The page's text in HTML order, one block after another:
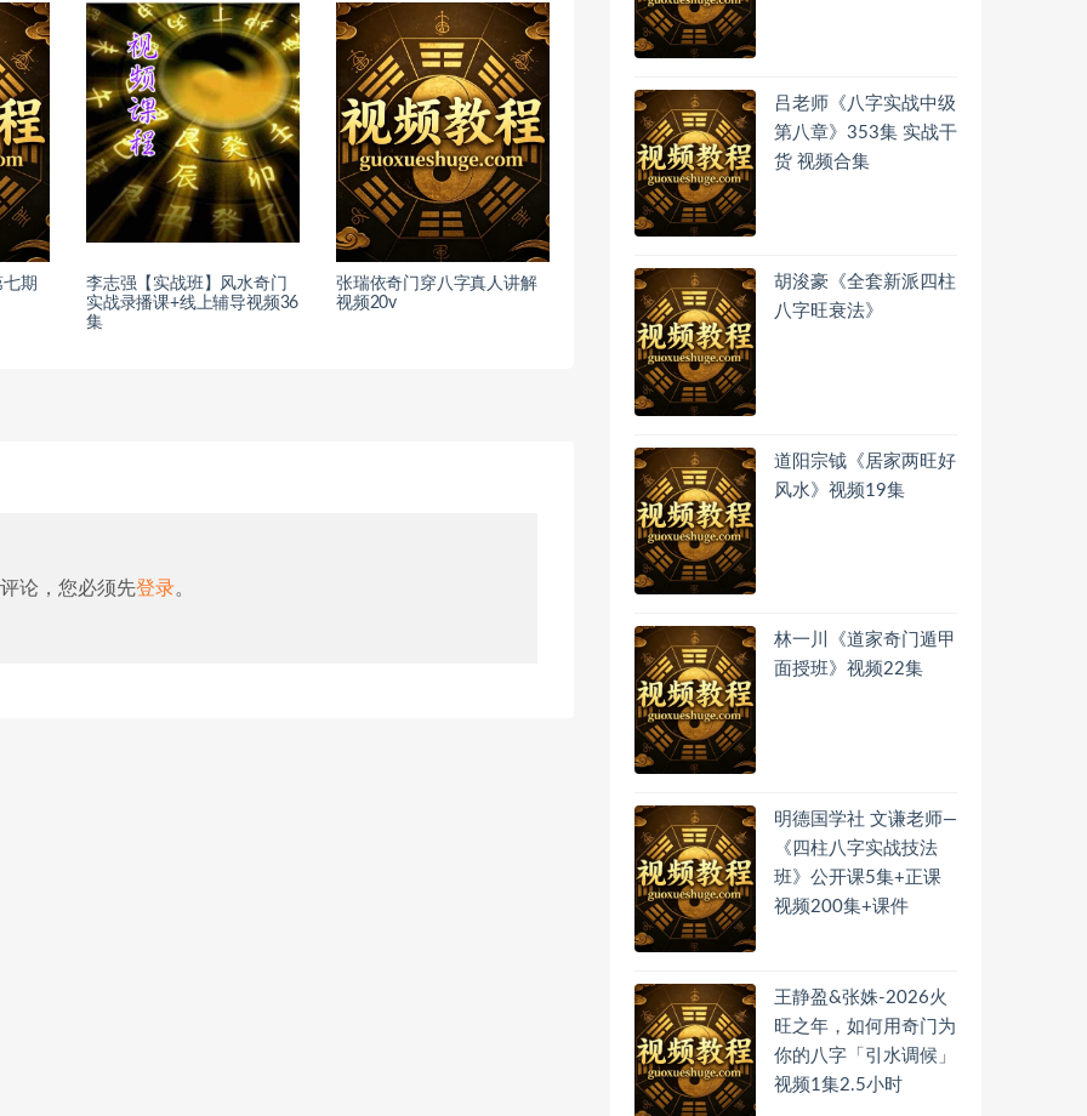
期
李志强【实战班】风水奇门
实战录播课+线上辅导视频36
集
张瑞依奇门穿八字真人讲解
视频20v
论，您必须先登录。
吕老师《八字实战中级
第八章》353集 实战干
货 视频合集
胡浚豪《全套新派四柱
八字旺衰法》
道阳宗钺《居家两旺好
风水》视频19集
林一川《道家奇门遁甲
面授班》视频22集
明德国学社 文谦老师—
《四柱八字实战技法
班》公开课5集+正课
视频200集+课件
王静盈&张姝-2026火
旺之年，如何用奇门为
你的八字「引水调候」
视频1集2.5小时